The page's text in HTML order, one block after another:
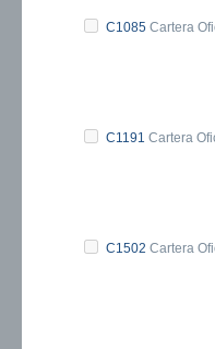
C1085 Cartera
C1191 Cartera
C1502 Cartera